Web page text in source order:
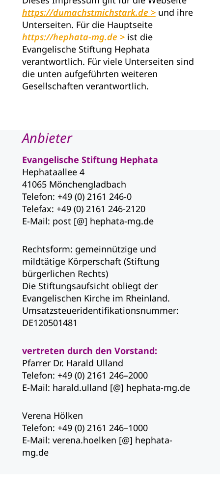
https://dumachstmichstark.de
und ihre
Unterseiten. Für die Hauptseite
https://hephata-mg.de
ist die
Evangelische Stiftung Hephata
verantwortlich. Für viele Unterseiten sind
die unten aufgeführten weiteren
Gesellschaften verantwortlich.
Anbieter
Evangelische Stiftung Hephata
Hephataallee 4
41065 Mönchengladbach
Telefon: +49 (0) 2161 246-0
Telefax: +49 (0) 2161 246-2120
E-Mail: post [@] hephata-mg.de
Rechtsform: gemeinnützige und
mildtätige Körperschaft (Stiftung
bürgerlichen Rechts)
Die Stiftungsaufsicht obliegt der
Evangelischen Kirche im Rheinland.
Umsatzsteueridentifikationsnummer:
DE120501481
vertreten durch den Vorstand:
Pfarrer Dr. Harald Ulland
Telefon: +49 (0) 2161 246–2000
E-Mail: harald.ulland [@] hephata-mg.de
Verena Hölken
Telefon: +49 (0) 2161 246–1000
E-Mail: verena.hoelken [@] hephata-
mg.de